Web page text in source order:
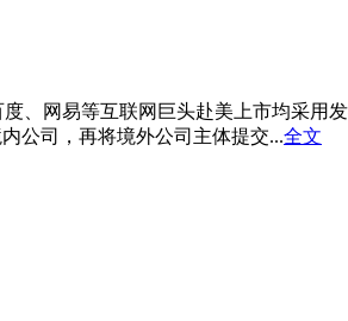
、网易等互联网巨头赴美上市均采用
公司，再将境外公司主体提交...全文